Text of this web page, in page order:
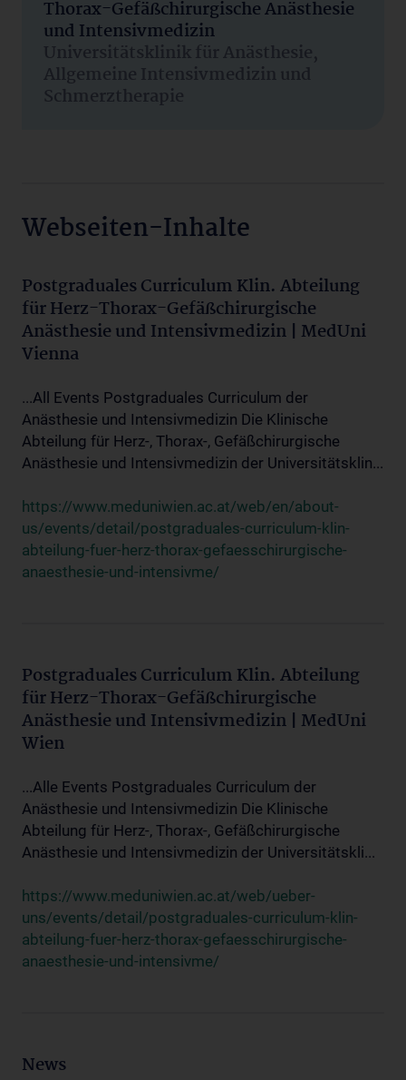
Thorax-Gefäßchirurgische Anästhesie
und Intensivmedizin
Universitätsklinik für Anästhesie,
Allgemeine Intensivmedizin und
Schmerztherapie
Webseiten-Inhalte
Postgraduales Curriculum Klin. Abteilung
für Herz-Thorax-Gefäßchirurgische
Anästhesie und Intensivmedizin | MedUni
Vienna
...All Events Postgraduales Curriculum der
Anästhesie und Intensivmedizin Die Klinische
Abteilung für Herz-, Thorax-, Gefäßchirurgische
Anästhesie und Intensivmedizin der Universitätsklin...
https://www.meduniwien.ac.at/web/en/about-
us/events/detail/postgraduales-curriculum-klin-
abteilung-fuer-herz-thorax-gefaesschirurgische-
anaesthesie-und-intensivme/
Postgraduales Curriculum Klin. Abteilung
für Herz-Thorax-Gefäßchirurgische
Anästhesie und Intensivmedizin | MedUni
Wien
...Alle Events Postgraduales Curriculum der
Anästhesie und Intensivmedizin Die Klinische
Abteilung für Herz-, Thorax-, Gefäßchirurgische
Anästhesie und Intensivmedizin der Universitätskli...
https://www.meduniwien.ac.at/web/ueber-
uns/events/detail/postgraduales-curriculum-klin-
abteilung-fuer-herz-thorax-gefaesschirurgische-
anaesthesie-und-intensivme/
News